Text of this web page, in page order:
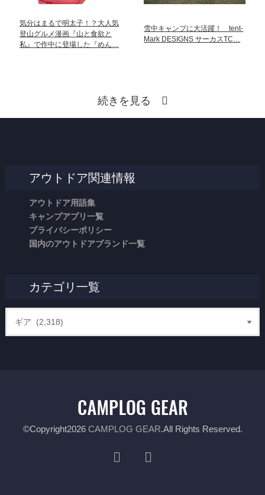
気分はまるで明太子！？大人気
登山グルメ漫画『山と食欲と
私』で作中に登場した『めん…
雪中キャンプに大活躍！ tent-
Mark DESIGNS サーカスTC…
続きを見る
アウトドア関連情報
アウトドア用語集
キャンプアプリ一覧
プライバシーポリシー
国内のアウトドアブランド一覧
カテゴリ一覧
©Copyright2026 CAMPLOG GEAR.All Rights Reserved.